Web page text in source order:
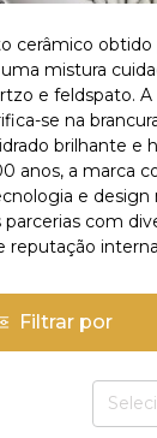
cerâmico obtido
mistura
e feldspato. A
se na
brilhante e
anos, a marca
e design
com
Filtrar por